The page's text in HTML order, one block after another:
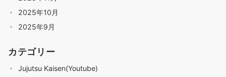
2025年10月
2025年9月
カテゴリー
Jujutsu Kaisen(Youtube)